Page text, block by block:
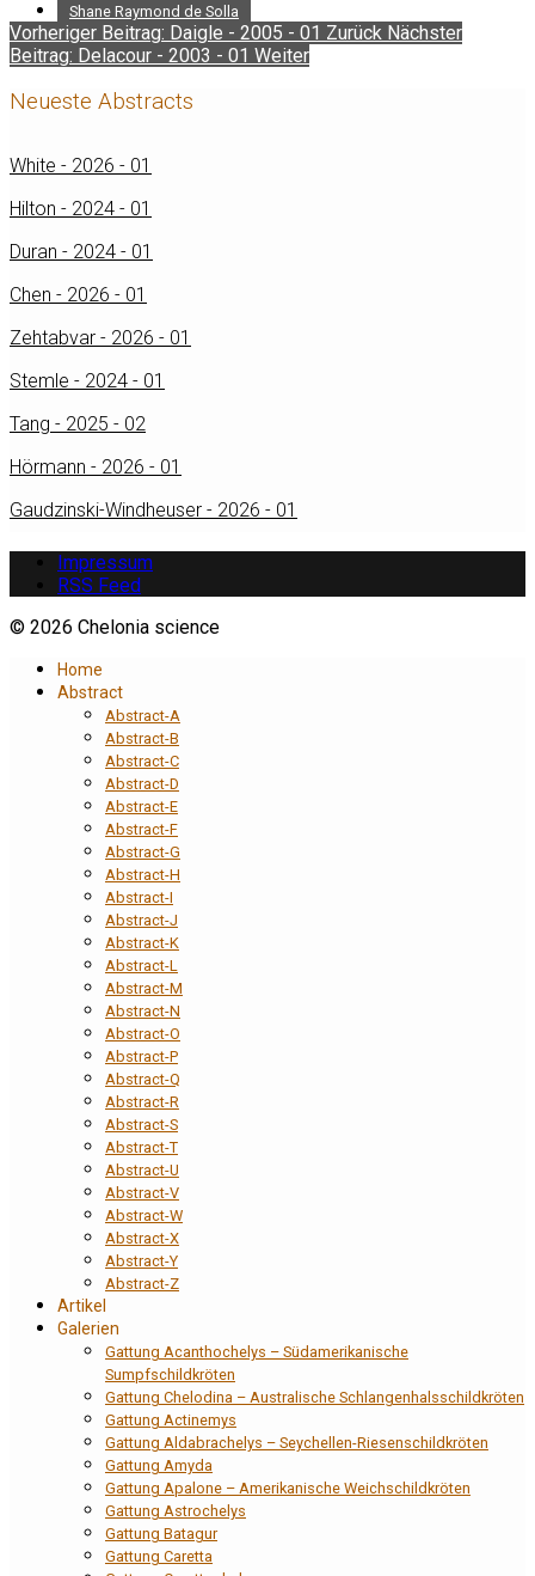
Shane Raymond de Solla
Vorheriger Beitrag: Daigle - 2005 - 01 Zurück Nächster
Beitrag: Delacour - 2003 - 01 Weiter
Neueste Abstracts
White - 2026 - 01
Hilton - 2024 - 01
Duran - 2024 - 01
Chen - 2026 - 01
Zehtabvar - 2026 - 01
Stemle - 2024 - 01
Tang - 2025 - 02
Hörmann - 2026 - 01
Gaudzinski-Windheuser - 2026 - 01
Impressum
RSS Feed
© 2026 Chelonia science
Home
Abstract
Abstract-A
Abstract-B
Abstract-C
Abstract-D
Abstract-E
Abstract-F
Abstract-G
Abstract-H
Abstract-I
Abstract-J
Abstract-K
Abstract-L
Abstract-M
Abstract-N
Abstract-O
Abstract-P
Abstract-Q
Abstract-R
Abstract-S
Abstract-T
Abstract-U
Abstract-V
Abstract-W
Abstract-X
Abstract-Y
Abstract-Z
Artikel
Galerien
Gattung Acanthochelys – Südamerikanische
Sumpfschildkröten
Gattung Chelodina – Australische Schlangenhalsschildkröten
Gattung Actinemys
Gattung Aldabrachelys – Seychellen-Riesenschildkröten
Gattung Amyda
Gattung Apalone – Amerikanische Weichschildkröten
Gattung Astrochelys
Gattung Batagur
Gattung Caretta